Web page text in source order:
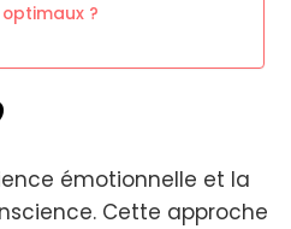
?
émotionnelle et la
Cette approche